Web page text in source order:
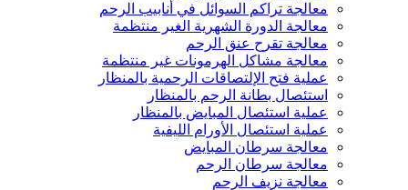
معالجة تراكم السوائل في أنابيب الرحم
معالجة الدورة الشهرية الغير منتظمة
معالجة تقرح عنق الرحم
معالجة مشاكل الهرمونات غير منتظمة
عملية فتح الإلتصاقات الرحمية بالمنظار
استئصال بطانة الرحم بالمنظار
عملية استئصال المبايض بالمنظار
عملية استئصال الأورام الليفية
معالجة سرطان المبايض
معالجة سرطان الرحم
معالجة نزيف الرحم